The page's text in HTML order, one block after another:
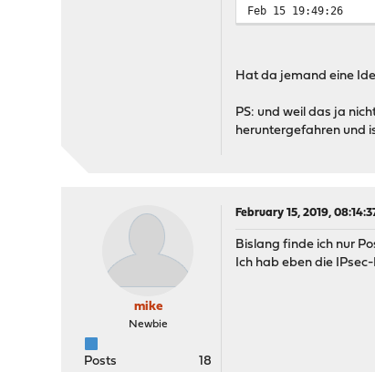
Feb 15 19:49:26
Hat da jemand eine
PS: und weil das ja
heruntergefahren und
mike
Newbie
Posts
18
February 15, 2019,
Bislang finde ich nur
Ich hab eben die